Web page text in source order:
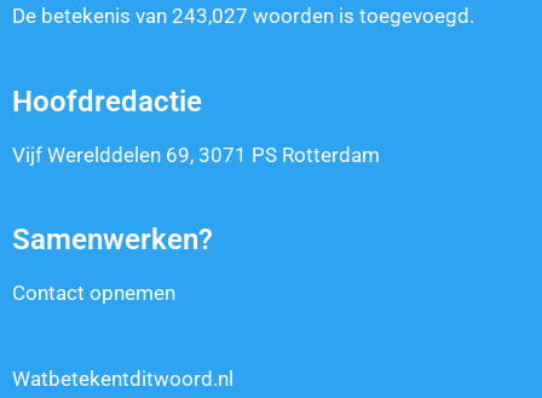
De betekenis van 243,027 woorden is toegevoegd.
Hoofdredactie
Vijf Werelddelen 69, 3071 PS Rotterdam
Samenwerken?
Contact opnemen
Watbetekentditwoord.nl